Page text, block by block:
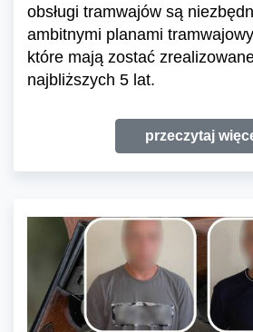
obsługi tramwajów są
ambitnymi planami
które mają zostać
najbliższych 5 lat.
przeczytaj